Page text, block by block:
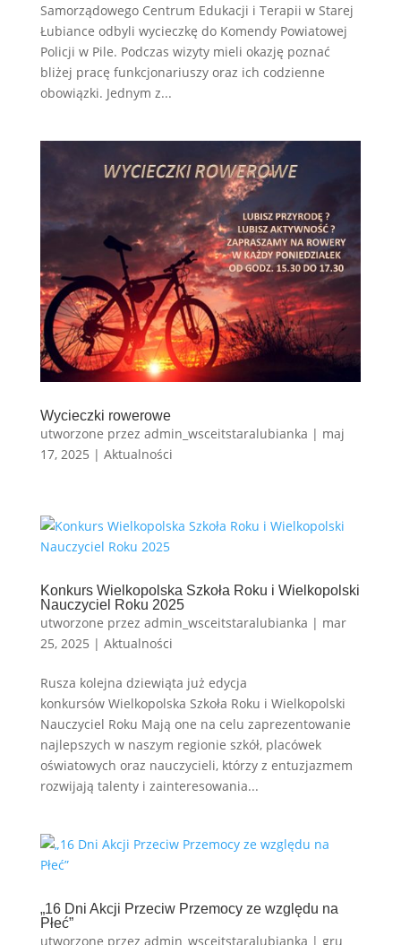
Samorządowego Centrum Edukacji i Terapii w Starej
Łubiance odbyli wycieczkę do Komendy Powiatowej
Policji w Pile. Podczas wizyty mieli okazję poznać
bliżej pracę funkcjonariuszy oraz ich codzienne
obowiązki. Jednym z...
Wycieczki rowerowe
utworzone przez admin_wsceitstaralubianka | maj
17, 2025 | Aktualności
Konkurs Wielkopolska Szkoła Roku i Wielkopolski
Nauczyciel Roku 2025
utworzone przez admin_wsceitstaralubianka | mar
25, 2025 | Aktualności
Rusza kolejna dziewiąta już edycja
konkursów Wielkopolska Szkoła Roku i Wielkopolski
Nauczyciel Roku Mają one na celu zaprezentowanie
najlepszych w naszym regionie szkół, placówek
oświatowych oraz nauczycieli, którzy z entuzjazmem
rozwijają talenty i zainteresowania...
„16 Dni Akcji Przeciw Przemocy ze względu na
Płeć”
utworzone przez admin_wsceitstaralubianka | gru